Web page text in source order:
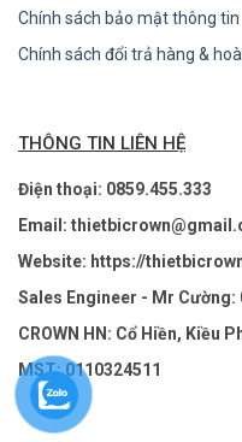
Chính sách bảo mật thông tin
Chính sách đổi trả hàng &
THÔNG TIN LIÊN HỆ
Điện thoại: 0859.455.333
Email:
Website: https://
Sales Engineer - Mr Cường:
CROWN HN: Cổ Hiền, Kiều
MST: 0110324511